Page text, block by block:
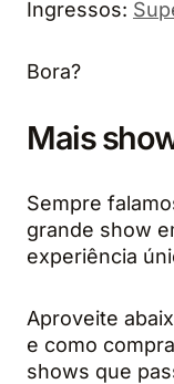
Ingressos:
Bora?
Mais
Sempre
grande show
experiência
Aproveite
e como
shows que